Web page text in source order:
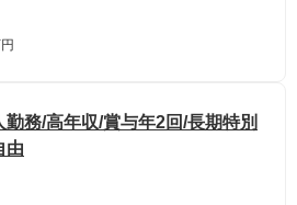
務/高年収/賞与年2回/長期特別
由